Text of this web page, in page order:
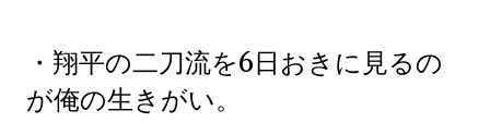
・翔平の二刀流を6日おきに見るの
が俺の生きがい。